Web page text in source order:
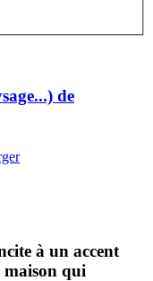
de
à un accent
maison qui